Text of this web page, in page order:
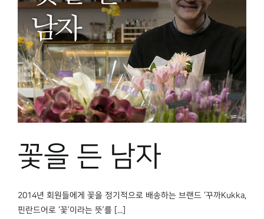
민속이야기
민속 인사이드
원문보기 PDF
박물관 홈페이지
꽃을 든 남자
2014년 회원들에게 꽃을 정기적으로 배송하는 브랜드 ‘꾸까Kukka,
핀란드어로 ‘꽃’이라는 뜻’를 [...]